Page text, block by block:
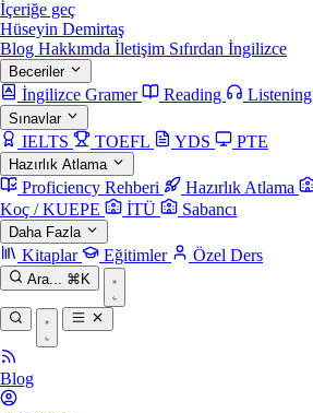
İçeriğe geç
Hüseyin Demirtaş
Blog Hakkımda İletişim Sıfırdan İngilizce
Beceriler
İngilizce Gramer Reading Listening
Sınavlar
IELTS TOEFL YDS PTE
Hazırlık Atlama
Proficiency Rehberi Hazırlık Atlama
Koç / KUEPE
İTÜ Sabancı
Daha Fazla
Kitaplar Eğitimler Özel Ders
Ara... ⌘K
Blog